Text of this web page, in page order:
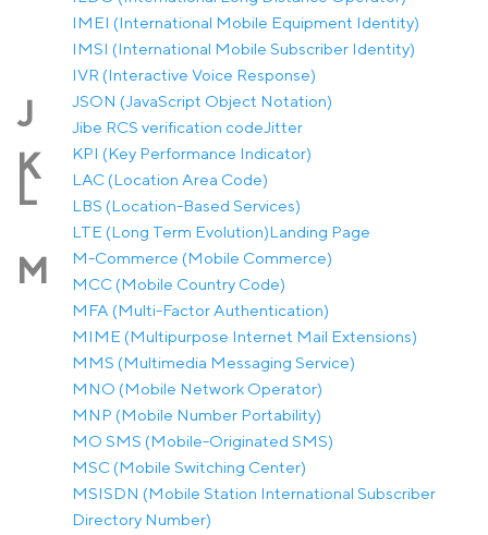
IMEI (International Mobile Equipment Identity)
IMSI (International Mobile Subscriber Identity)
IVR (Interactive Voice Response)
J
JSON (JavaScript Object Notation)
Jibe RCS verification codeJitter
K KPI (Key Performance Indicator)
L
LAC (Location Area Code)
LBS (Location-Based Services)
LTE (Long Term Evolution)Landing Page
M
M-Commerce (Mobile Commerce)
MCC (Mobile Country Code)
MFA (Multi-Factor Authentication)
MIME (Multipurpose Internet Mail Extensions)
MMS (Multimedia Messaging Service)
MNO (Mobile Network Operator)
MNP (Mobile Number Portability)
MO SMS (Mobile-Originated SMS)
MSC (Mobile Switching Center)
MSISDN (Mobile Station International Subscriber
Directory Number)